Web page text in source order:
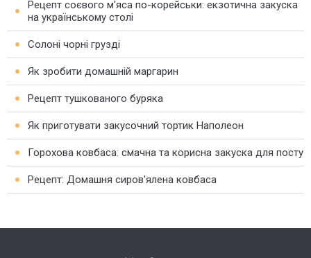
Рецепт соєвого м'яса по-корейськи: екзотична закуска
на українському столі
Солоні чорні грузді
Як зробити домашній маргарин
Рецепт тушкованого буряка
Як приготувати закусочний тортик Наполеон
Горохова ковбаса: смачна та корисна закуска для посту
Рецепт: Домашня сиров'ялена ковбаса